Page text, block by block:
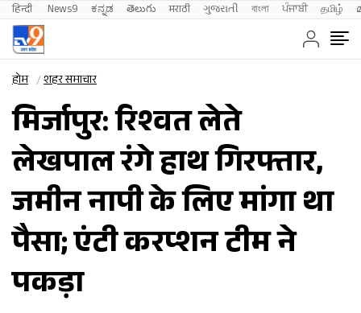
हिन्दी News9 ಕನ್ನಡ తెలుగు मराठी ગુજરાતી বাংলা ਪੰਜਾਬੀ தமிழ்
होम शहर समाचार
मिर्जापुर: रिश्वत लेते
लेखपाल रंगे हाथ गिरफ्तार,
जमीन नापी के लिए मांगा था
पैसा; एंटी करप्शन टीम ने
पकड़ा